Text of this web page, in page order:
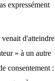
expressément
d'atteindre
» à un autre
consentement :